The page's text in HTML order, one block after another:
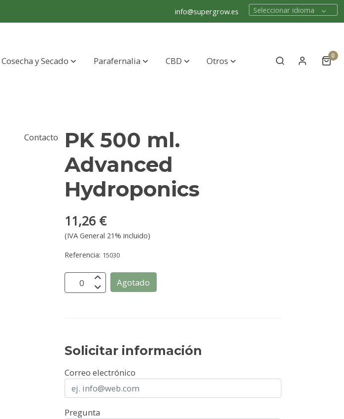
info@supergrow.es Seleccionar idioma
Cosecha y Secado Parafernalia CBD Otros
Contacto
0
PK 500 ml.
Advanced
Hydroponics
11,26 €
(IVA General 21% incluido)
Referencia: 15030
Agotado
Solicitar información
Correo electrónico
Pregunta